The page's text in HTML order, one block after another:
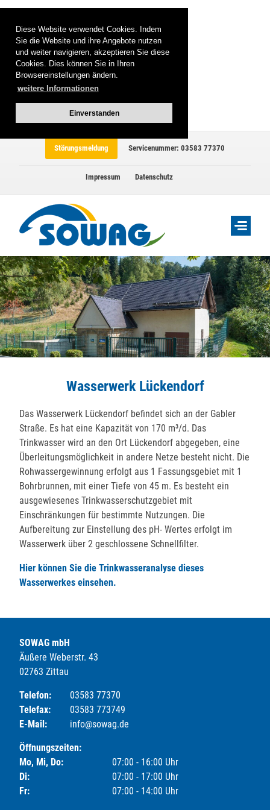
Diese Website verwendet Cookies. Indem
Sie die Website und ihre Angebote nutzen
und weiter navigieren, akzeptieren Sie diese
Cookies. Dies können Sie in Ihren
Browsereinstellungen ändern.
weitere Informationen
Einverstanden
Störungsmeldung Servicenummer: 03583 77370
Impressum Datenschutz
Wasserwerk Lückendorf
Das Wasserwerk Lückendorf befindet sich an der Gabler
Straße. Es hat eine Kapazität von 170 m³/d. Das
Trinkwasser wird an den Ort Lückendorf abgegeben, eine
Überleitungsmöglichkeit in andere Netze besteht nicht. Die
Rohwassergewinnung erfolgt aus 1 Fassungsgebiet mit 1
Bohrbrunnen, mit einer Tiefe von 45 m. Es besteht ein
ausgewiesenes Trinkwasserschutzgebiet mit
Einschränkungen für bestimmte Nutzungen. Die
Aufbereitung zur Einstellung des pH- Wertes erfolgt im
Wasserwerk über 2 geschlossene Schnellfilter.
Hier können Sie die Trinkwasseranalyse dieses
Wasserwerkes einsehen.
SOWAG mbH
Äußere Weberstr. 43
02763 Zittau
Telefon:
03583 77370
Telefax:
03583 773749
E-Mail:
info@sowag.de
Öffnungszeiten:
Mo, Mi, Do:
07:00 - 16:00 Uhr
Di:
07:00 - 17:00 Uhr
Fr:
07:00 - 14:00 Uhr